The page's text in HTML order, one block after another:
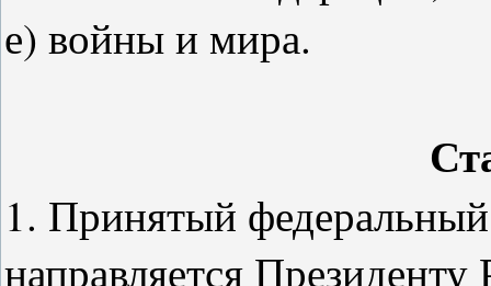
е) войны и мира.
1. Принятый
направляется